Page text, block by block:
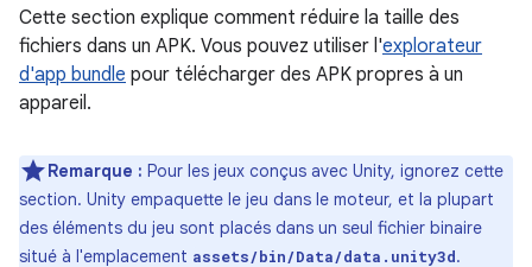
Cette section explique comment réduire la taille des
fichiers dans un APK. Vous pouvez utiliser l'explorateur
d'app bundle pour télécharger des APK propres à un
appareil.
Remarque : Pour les jeux conçus avec Unity, ignorez cette
section. Unity empaquette le jeu dans le moteur, et la plupart
des éléments du jeu sont placés dans un seul fichier binaire
situé à l'emplacement assets/bin/Data/data.unity3d.